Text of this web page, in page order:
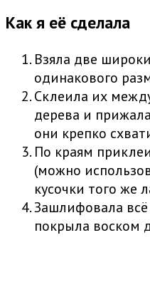
Как я её сделала
Взяла две
одинакового
Склеила их
дерева и
они крепко
По краям
(можно
кусочки того же
Зашлифовала
покрыла воском